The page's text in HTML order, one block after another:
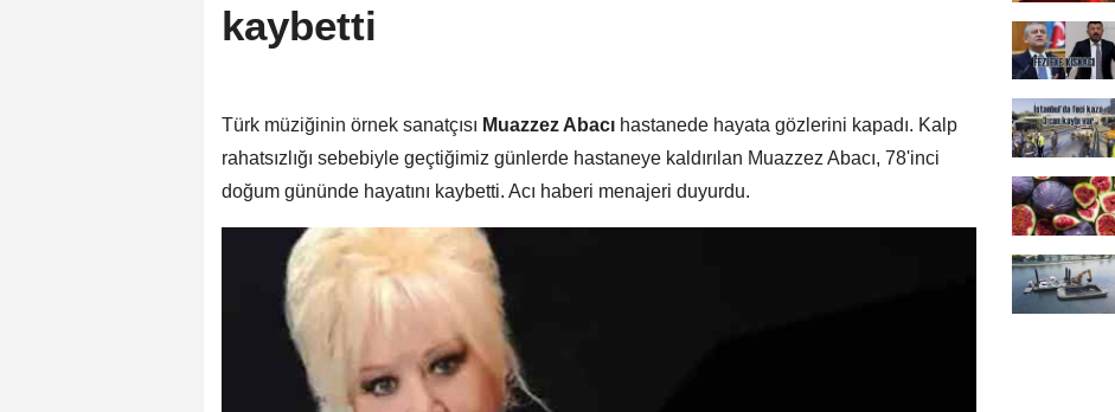
kaybetti
Türk müziğinin örnek sanatçısı Muazzez Abacı hastanede hayata gözlerini kapadı. Kalp
rahatsızlığı sebebiyle geçtiğimiz günlerde hastaneye kaldırılan Muazzez Abacı, 78'inci
doğum gününde hayatını kaybetti. Acı haberi menajeri duyurdu.